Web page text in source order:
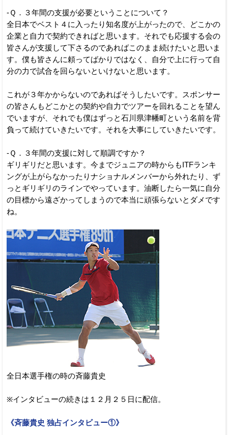
-Ｑ．３年間の支援が必要ということについて？
全日本でベスト４に入ったり知名度が上がったので、どこかの
企業と自力で契約できればと思います。それでも応援する会の
皆さんが支援して下さるのであればこのまま続けたいと思いま
す。僕も皆さんに頼ってばかりではなく、自分で上に行って自
分の力で試合を回らないといけないと思います。
これが３年かからないのであればそうしたいです。スポンサー
の皆さんもどこかとの契約や自力でツアーを回れることを望ん
でいますが、それでも僕はずっと石川県津幡町という名前を背
負って続けていきたいです。それを大事にしていきたいです。
-Ｑ．３年間の支援に対して順調ですか？
ギリギリだと思います。今までジュニアの時からもITFランキ
ングが上がらなかったりナショナルメンバーから外れたり、ず
っとギリギリのラインでやっています。油断したら一気に自分
の目標から遠ざかってしまうので本当に頑張らないとダメです
ね。
全日本選手権の時の斉藤貴史
※インタビューの続きは１２月２５日に配信。
《斉藤貴史 独占インタビュー①》